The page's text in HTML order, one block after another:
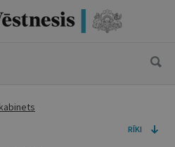
RĪKI